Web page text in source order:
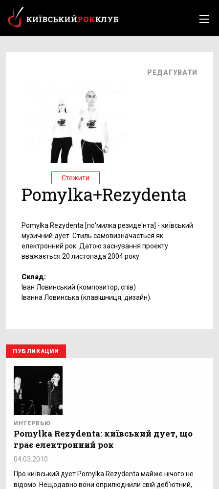
РЕДАГУВАТИ
Стежити
Pomylka+Rezydenta
Pomylka Rezydenta [по'милка резиде'нта] - київський
музичний дует. Стиль самовизначається як
електронний рок. Датою заснування проекту
вважається 20 листопада 2004 року.
Склад:
Іван Ловинський (композитор, спів)
Іванна Ловинська (клавішниця, дизайн).
ПУБЛИКАЦИИ
ИНТЕРВЬЮ
Pomylka Rezydenta: київський дует, що
грає електронний рок
04.03.2010
Про київський дует Pomylka Rezydenta майже нічого не
відомо. Нещодавно вони оприлюднили свій деб'ютний,